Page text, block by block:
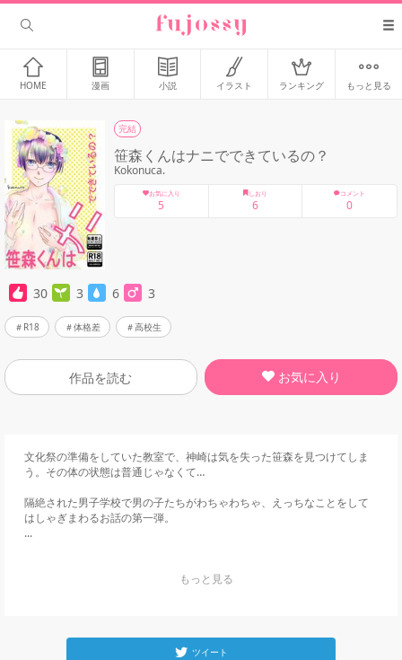
HOME 漫画 小説 イラスト ランキング もっと見る
完結
笹森くんはナニでできているの？
Kokonuca.
お気に入り
5
しおり
6
コメント
0
30 3 6 3
R18 体格差 高校生
作品を読む お気に入り
文化祭の準備をしていた教室で、神崎は気を失った笹森を見つけてしま
う。その体の状態は普通じゃなくて…
隔絶された男子学校で男の子たちがわちゃわちゃ、えっちなことをして
はしゃぎまわるお話の第一弾。
...
ツイート